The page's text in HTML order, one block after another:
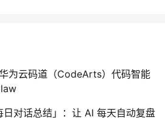
为云码道（CodeArts）代码智能
对话总结」：让 AI 每天自动复盘